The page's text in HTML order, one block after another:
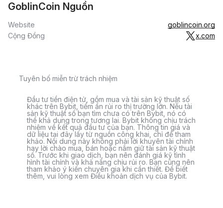
GoblinCoin Nguồn
Website
goblincoin.org
Cộng Đồng
x.com
Tuyên bố miễn trừ trách nhiệm
Đầu tư tiền điện tử, gồm mua và tài sản kỹ thuật số
khác trên Bybit, tiềm ẩn rủi ro thị trường lớn. Nếu tài
sản kỹ thuật số bạn tìm chưa có trên Bybit, nó có
thể khả dụng trong tương lai. Bybit không chịu trách
nhiệm về kết quả đầu tư của bạn. Thông tin giá và
dữ liệu tại đây lấy từ nguồn công khai, chỉ để tham
khảo. Nội dung này không phải lời khuyên tài chính
hay lời chào mua, bán hoặc nắm giữ tài sản kỹ thuật
số. Trước khi giao dịch, bạn nên đánh giá kỹ tình
hình tài chính và khả năng chịu rủi ro. Bạn cũng nên
tham khảo ý kiến chuyên gia khi cần thiết. Để biết
thêm, vui lòng xem Điều khoản dịch vụ của Bybit.